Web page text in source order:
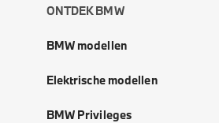
ONTDEK BMW
BMW modellen
Elektrische modellen
BMW Privileges